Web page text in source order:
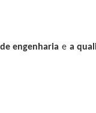
engenharia e a